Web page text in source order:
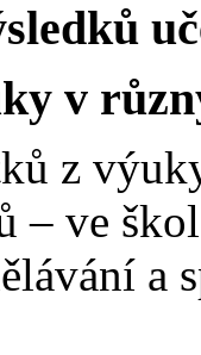
v
z
– ve
a